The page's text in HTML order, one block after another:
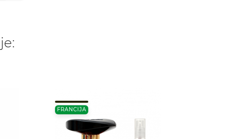
FRANCIJA